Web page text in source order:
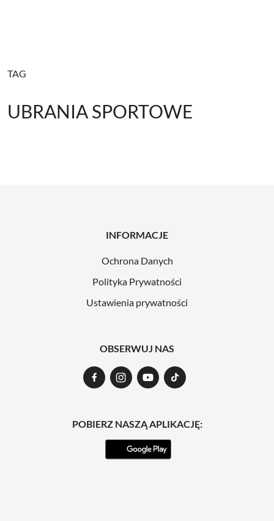
TAG
UBRANIA SPORTOWE
INFORMACJE
Ochrona Danych
Polityka Prywatności
Ustawienia prywatności
OBSERWUJ NAS
POBIERZ NASZĄ APLIKACJĘ: